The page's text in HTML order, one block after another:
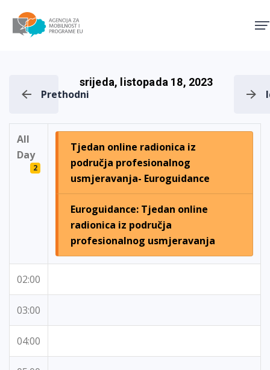
Prethodni
srijeda, listopada 18, 2023
All
Day
2
Tjedan online radionica iz
područja profesionalnog
usmjeravanja- Euroguidance
Euroguidance: Tjedan online
radionica iz područja
profesionalnog usmjeravanja
02:00
03:00
04:00